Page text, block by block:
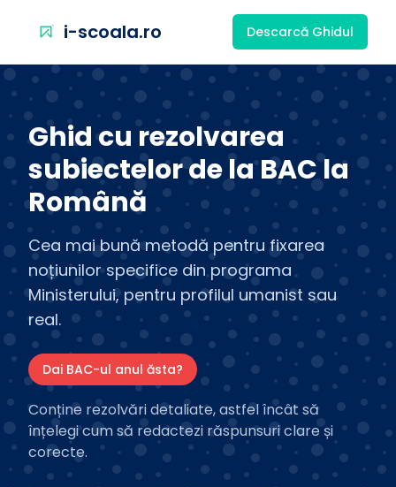
i-scoala.ro Descarcă Ghidul
Ghid cu rezolvarea
subiectelor de la BAC la
Română
Cea mai bună metodă pentru fixarea
noțiunilor specifice din programa
Ministerului, pentru profilul umanist sau
real.
Dai BAC-ul anul ăsta?
Conține rezolvări detaliate, astfel încât să
înțelegi cum să redactezi răspunsuri clare și
corecte.